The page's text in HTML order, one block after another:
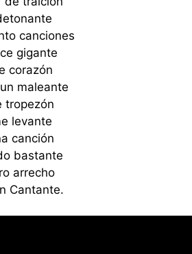
canciones
gigante
corazón
maleante
tropezón
levante
canción
bastante
arrecho
Cantante.